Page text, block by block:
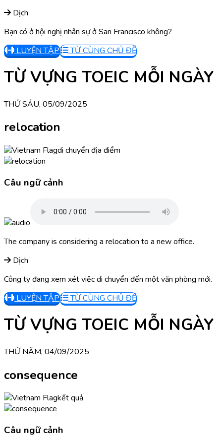
Dịch
Bạn có ở hội nghị nhân sự ở San Francisco không?
LUYỆN TẬP
TỪ CÙNG CHỦ ĐỀ
TỪ VỰNG TOEIC MỖI NGÀY
THỨ SÁU, 05/09/2025
relocation
di chuyển địa điểm
Câu ngữ cảnh
The company is considering a relocation to a new office.
Dịch
Công ty đang xem xét việc di chuyển đến một văn phòng mới.
LUYỆN TẬP
TỪ CÙNG CHỦ ĐỀ
TỪ VỰNG TOEIC MỖI NGÀY
THỨ NĂM, 04/09/2025
consequence
kết quả
Câu ngữ cảnh